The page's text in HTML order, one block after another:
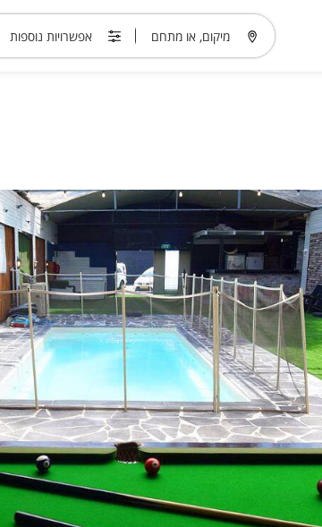
מיקום, או מתחם אפשרויות נוספות